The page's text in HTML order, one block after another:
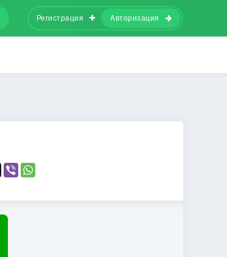
Регистрация Авторизация